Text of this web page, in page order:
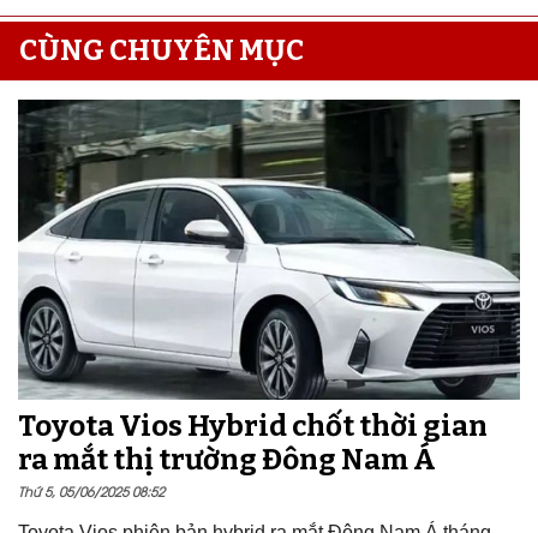
CÙNG CHUYÊN MỤC
Toyota Vios Hybrid chốt thời gian
ra mắt thị trường Đông Nam Á
Thứ 5, 05/06/2025 08:52